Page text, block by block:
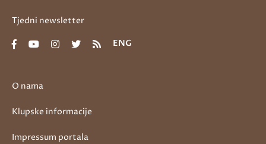
O nama
Klupske informacije
Impressum portala
Tjedni newsletter
ENG